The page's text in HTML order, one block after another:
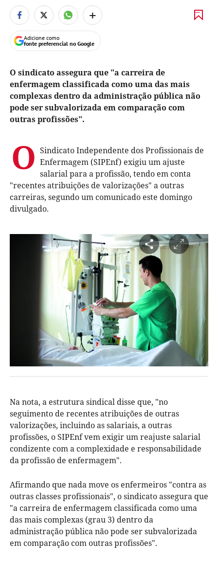
+
Adicione como
fonte preferencial no Google
O sindicato assegura que "a carreira de
enfermagem classificada como uma das mais
complexas dentro da administração pública não
pode ser subvalorizada em comparação com
outras profissões".
O Sindicato Independente dos Profissionais de
Enfermagem (SIPEnf) exigiu um ajuste
salarial para a profissão, tendo em conta
"recentes atribuições de valorizações" a outras
carreiras, segundo um comunicado este domingo
divulgado.
Na nota, a estrutura sindical disse que, "no
seguimento de recentes atribuições de outras
valorizações, incluindo as salariais, a outras
profissões, o SIPEnf vem exigir um reajuste salarial
condizente com a complexidade e responsabilidade
da profissão de enfermagem".
Afirmando que nada move os enfermeiros "contra as
outras classes profissionais", o sindicato assegura que
"a carreira de enfermagem classificada como uma
das mais complexas (grau 3) dentro da
administração pública não pode ser subvalorizada
em comparação com outras profissões".